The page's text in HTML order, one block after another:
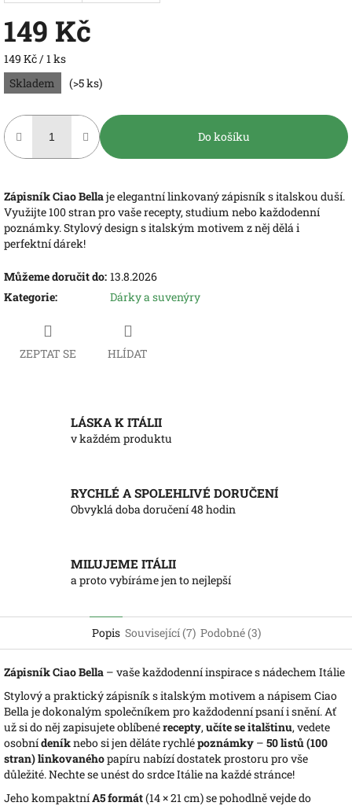
149 Kč
Měrná
cena:
149 Kč / 1 ks
Skladem
(>5 ks)
Do košíku
Zápisník Ciao Bellaje elegantní linkovaný zápisník s italskou duší.
Využijte 100 stran pro vaše recepty, studium nebo každodenní
poznámky. Stylový design s italským motivem z něj dělá i
perfektní dárek!
Můžeme doručit do: 13.8.2026
Kategorie: Dárky a suvenýry
ZEPTAT SE HLÍDAT
LÁSKA K ITÁLII
v každém produktu
RYCHLÉ A SPOLEHLIVÉ DORUČENÍ
Obvyklá doba doručení 48 hodin
MILUJEME ITÁLII
a proto vybíráme jen to nejlepší
Popis Související (7) Podobné (3)
Zápisník Ciao Bella – vaše každodenní inspirace s nádechem Itálie
Stylový a praktický zápisník s italským motivem a nápisem Ciao
Bella je dokonalým společníkem pro každodenní psaní i snění. Ať
už si do něj zapisujete oblíbenérecepty,učíte se italštinu, vedete
osobnídeníknebo si jen děláte rychlépoznámky – 50 listů (100
stran)linkovanéhopapíru nabízí dostatek prostoru pro vše
důležité. Nechte se unést do srdce Itálie na každé stránce!
Jeho kompaktníA5 formát(14 × 21 cm) se pohodlně vejde do